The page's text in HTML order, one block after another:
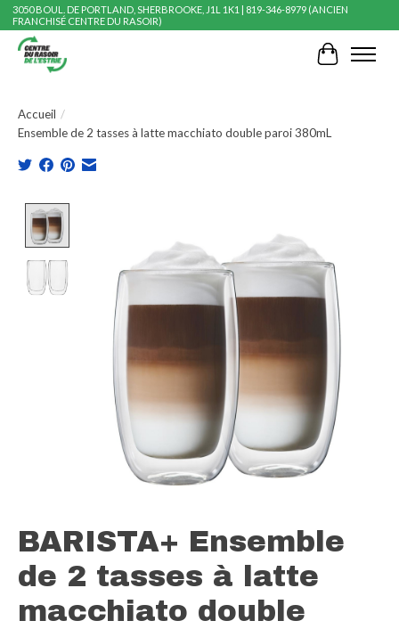
3050 BOUL. DE PORTLAND, SHERBROOKE, J1L 1K1 | 819-346-8979 (ANCIEN
FRANCHISÉ CENTRE DU RASOIR)
Panier
Accueil /
Ensemble de 2 tasses à latte macchiato double paroi 380mL
BARISTA+ Ensemble
de 2 tasses à latte
macchiato double